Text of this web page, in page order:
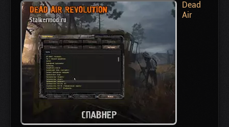
Dead
Air